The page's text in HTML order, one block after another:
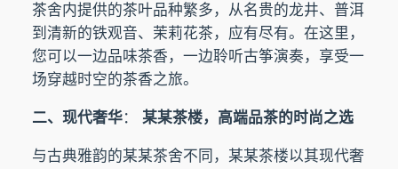
茶舍内提供的茶叶品种繁多，从名贵的龙井、普洱
到清新的铁观音、茉莉花茶，应有尽有。在这里，
您可以一边品味茶香，一边聆听古筝演奏，享受一
场穿越时空的茶香之旅。
二、现代奢华： 某某茶楼，高端品茶的时尚之选
与古典雅韵的某某茶舍不同，某某茶楼以其现代奢